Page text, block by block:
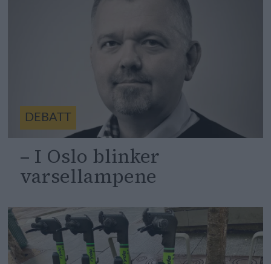
DEBATT
– I Oslo blinker
varsellampene